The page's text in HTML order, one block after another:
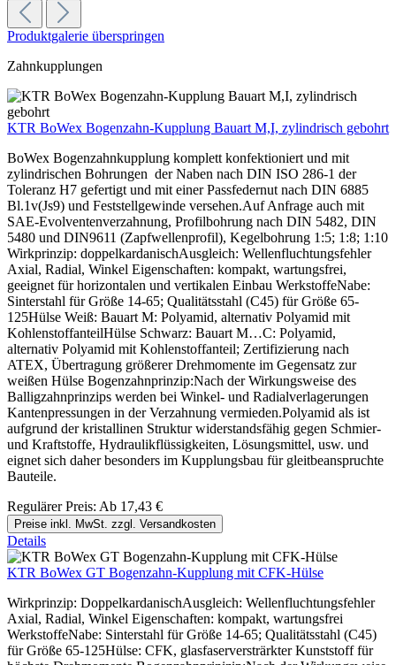
Produktgalerie überspringen
Zahnkupplungen
KTR BoWex Bogenzahn-Kupplung Bauart M,I, zylindrisch gebohrt
BoWex Bogenzahnkupplung komplett konfektioniert und mit
zylindrischen Bohrungen der Naben nach DIN ISO 286-1 der
Toleranz H7 gefertigt und mit einer Passfedernut nach DIN 6885
Bl.1v(Js9) und Feststellgewinde versehen.Auf Anfrage auch mit
SAE-Evolventenverzahnung, Profilbohrung nach DIN 5482, DIN
5480 und DIN9611 (Zapfwellenprofil), Kegelbohrung 1:5; 1:8; 1:10
Wirkprinzip: doppelkardanischAusgleich: Wellenfluchtungsfehler
Axial, Radial, Winkel Eigenschaften: kompakt, wartungsfrei,
geeignet für horizontalen und vertikalen Einbau WerkstoffeNabe:
Sinterstahl für Größe 14-65; Qualitätsstahl (C45) für Größe 65-
125Hülse Weiß: Bauart M: Polyamid, alternativ Polyamid mit
KohlenstoffanteilHülse Schwarz: Bauart M…C: Polyamid,
alternativ Polyamid mit Kohlenstoffanteil; Zertifizierung nach
ATEX, Übertragung größerer Drehmomente im Gegensatz zur
weißen Hülse Bogenzahnprinzip:Nach der Wirkungsweise des
Balligzahnprinzips werden bei Winkel- und Radialverlagerungen
Kantenpressungen in der Verzahnung vermieden.Polyamid als ist
aufgrund der kristallinen Struktur widerstandsfähig gegen Schmier-
und Kraftstoffe, Hydraulikflüssigkeiten, Lösungsmittel, usw. und
eignet sich daher besonders im Kupplungsbau für gleitbeanspruchte
Bauteile.
Regulärer Preis: Ab 17,43 €
Preise inkl. MwSt. zzgl. Versandkosten
Details
KTR BoWex GT Bogenzahn-Kupplung mit CFK-Hülse
Wirkprinzip: DoppelkardanischAusgleich: Wellenfluchtungsfehler
Axial, Radial, Winkel Eigenschaften: kompakt, wartungsfrei
WerkstoffeNabe: Sinterstahl für Größe 14-65; Qualitätsstahl (C45)
für Größe 65-125Hülse: CFK, glasfaserversträrkter Kunststoff für